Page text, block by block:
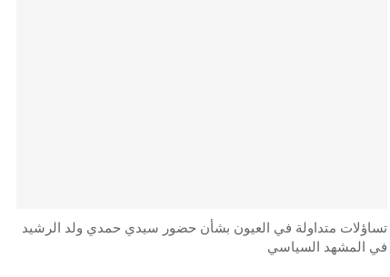
تساؤلات متداولة في العيون بشأن حضور سيدي حمدي ولد الرشيد
في المشهد السياسي